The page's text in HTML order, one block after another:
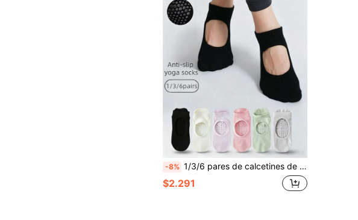
-8% 1/3/6 pares de calcetines de yoga transpirables para mujer, calcetines de silicona antideslizantes, calcetines de tobillo para pilates, calcetines náuticos deportivos
$2.291